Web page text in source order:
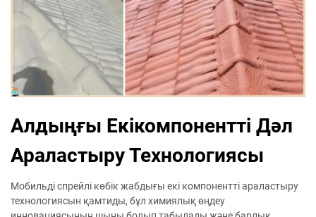
Алдыңғы Екікомпонентті Дәл
Араластыру Технологиясы
Мобильді спрейлі көбік жабдығы екі компонентті араластыру
технологиясын қамтиды, бұл химиялық өңдеу